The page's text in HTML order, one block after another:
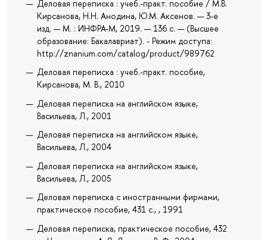
Деловая переписка : учеб.-практ. пособие / М.В.
Кирсанова, Н.Н. Анодина, Ю.М. Аксенов. — 3-е
изд. — М. : ИНФРА-М, 2019. — 136 с. — (Высшее
образование: Бакалавриат). - Режим доступа:
http://znanium.com/catalog/product/989762
Деловая переписка : учеб.-практ. пособие,
Кирсанова, М. В., 2010
Деловая переписка на английском языке,
Васильева, Л., 2001
Деловая переписка на английском языке,
Васильева, Л., 2004
Деловая переписка на английском языке,
Васильева, Л., 2005
Деловая переписка с иностранными фирмами,
практическое пособие, 431 с., , 1991
Деловая переписка, практическое пособие, 432